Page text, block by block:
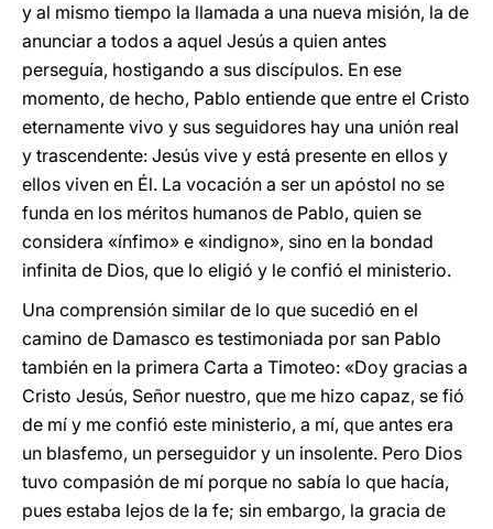
y al mismo tiempo la llamada a una nueva misión, la de
anunciar a todos a aquel Jesús a quien antes
perseguía, hostigando a sus discípulos. En ese
momento, de hecho, Pablo entiende que entre el Cristo
eternamente vivo y sus seguidores hay una unión real
y trascendente: Jesús vive y está presente en ellos y
ellos viven en Él. La vocación a ser un apóstol no se
funda en los méritos humanos de Pablo, quien se
considera «ínfimo» e «indigno», sino en la bondad
infinita de Dios, que lo eligió y le confió el ministerio.
Una comprensión similar de lo que sucedió en el
camino de Damasco es testimoniada por san Pablo
también en la primera Carta a Timoteo: «Doy gracias a
Cristo Jesús, Señor nuestro, que me hizo capaz, se fió
de mí y me confió este ministerio, a mí, que antes era
un blasfemo, un perseguidor y un insolente. Pero Dios
tuvo compasión de mí porque no sabía lo que hacía,
pues estaba lejos de la fe; sin embargo, la gracia de